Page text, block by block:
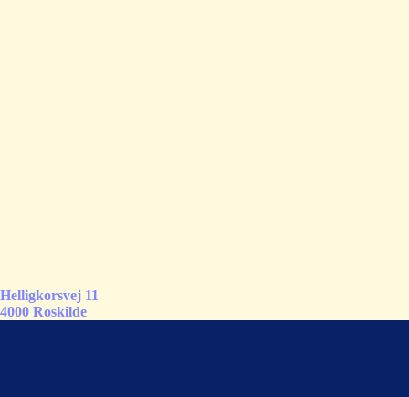
Helligkorsvej 11
4000 Roskilde